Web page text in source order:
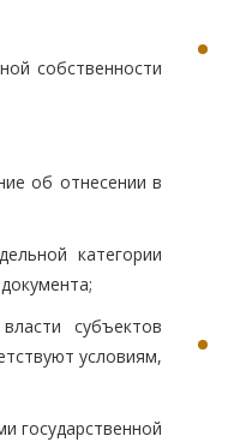
собственности
об отнесении в
категории
субъектов
условиям,
государственной